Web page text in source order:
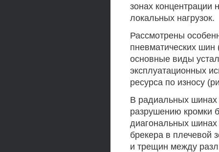
зонах концентрации
локальных нагрузок.
Рассмотрены
пневматических
основные виды
эксплуатационных
ресурса по износу
В радиальных
разрушению кромки
диагональных
брекера в плечевой
и трещин между